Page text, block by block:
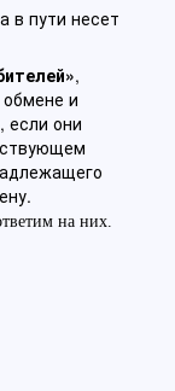
в пути несет
,
и
если они
на них.